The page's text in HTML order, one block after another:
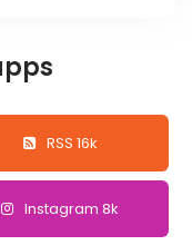
RSS 16k
Instagram 8k